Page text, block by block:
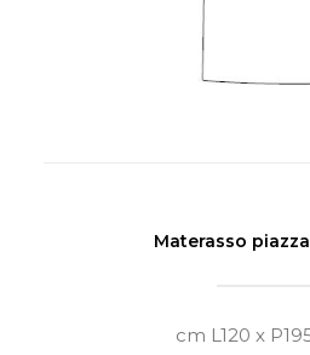
Materasso
cm L120 x